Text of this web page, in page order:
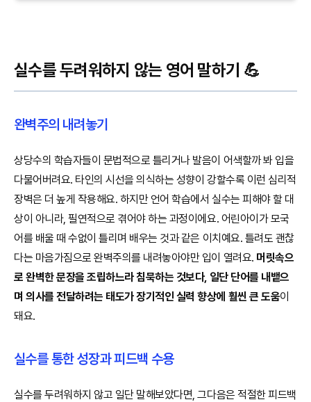
실수를 두려워하지 않는 영어 말하기 💪
완벽주의 내려놓기
상당수의 학습자들이 문법적으로 틀리거나 발음이 어색할까 봐 입을
다물어버려요. 타인의 시선을 의식하는 성향이 강할수록 이런 심리적
장벽은 더 높게 작용해요. 하지만 언어 학습에서 실수는 피해야 할 대
상이 아니라, 필연적으로 겪어야 하는 과정이에요. 어린아이가 모국
어를 배울 때 수없이 틀리며 배우는 것과 같은 이치예요. 틀려도 괜찮
다는 마음가짐으로 완벽주의를 내려놓아야만 입이 열려요. 머릿속으
로 완벽한 문장을 조립하느라 침묵하는 것보다, 일단 단어를 내뱉으
며 의사를 전달하려는 태도가 장기적인 실력 향상에 훨씬 큰 도움이
돼요.
실수를 통한 성장과 피드백 수용
실수를 두려워하지 않고 일단 말해보았다면, 그다음은 적절한 피드백